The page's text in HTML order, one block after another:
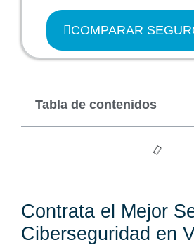
Contrata el Mejor
Ciberseguridad en
COMPARAR
Tabla de contenidos